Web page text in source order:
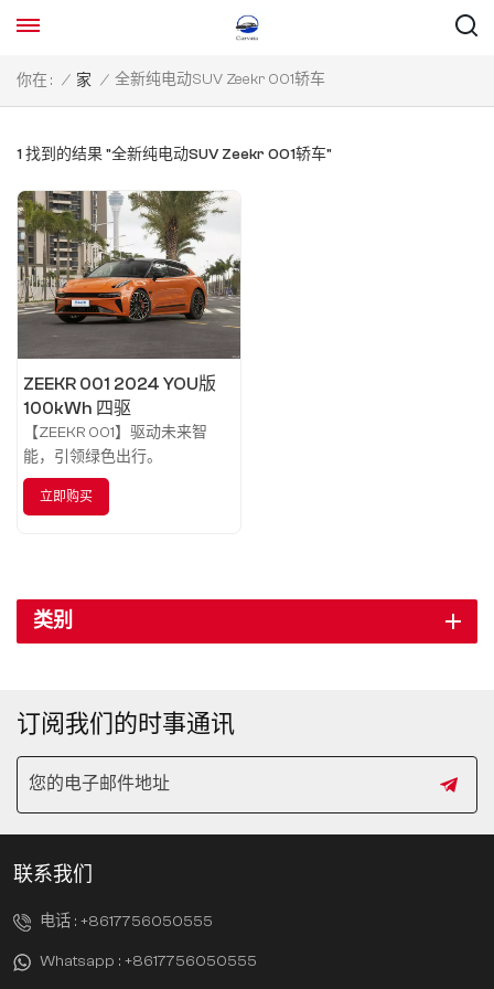
你在 : / 家 / 全新纯电动SUV Zeekr 001轿车
1 找到的结果 "全新纯电动SUV Zeekr 001轿车"
ZEEKR 001 2024 YOU版
100kWh 四驱
【ZEEKR 001】驱动未来智
能，引领绿色出行。
立即购买
类别
订阅我们的时事通讯
联系我们
电话 : +8617756050555
Whatsapp : +8617756050555